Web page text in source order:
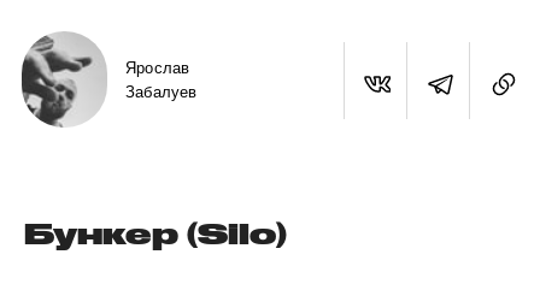
Ярослав
Забалуев
Бункер (Silo)